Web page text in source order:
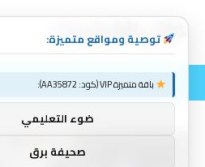
توصية ومواقع متميزة:
باقة متميزة VIP (كود: AA35872):
ضوء التعليمي
صحيفة برق